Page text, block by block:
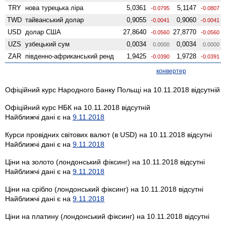
TRY нова турецька ліра 5,0361 -0.0795 5,1147 -0.0807
TWD тайванський долар 0,9055 -0.0041 0,9060 -0.0041
USD долар США 27,8640 -0.0560 27,8770 -0.0560
UZS узбецький сум 0,0034 0.0000 0,0034 0.0000
ZAR південно-африканський ренд 1,9425 -0.0390 1,9728 -0.0391
конвертер
Офіційний курс Народного Банку Польщі на 10.11.2018 відсутній
Офіційний курс НБК на 10.11.2018 відсутній
Найближчі дані є на 9.11.2018
Курси провідних світових валют (в USD) на 10.11.2018 відсутні
Найближчі дані є на 9.11.2018
Ціни на золото (лондонський фіксинг) на 10.11.2018 відсутні
Найближчі дані є на 9.11.2018
Ціни на срібло (лондонський фіксинг) на 10.11.2018 відсутні
Найближчі дані є на 9.11.2018
Ціни на платину (лондонський фіксинг) на 10.11.2018 відсутні